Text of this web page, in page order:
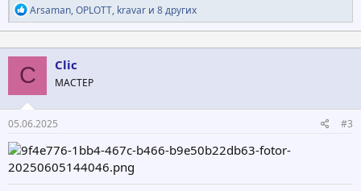
Р
е
а
к
ц
и
и
:
Arsaman,OPLOTT, kravar и 8 других
C Clic
МАСТЕР
05.06.2025 #3